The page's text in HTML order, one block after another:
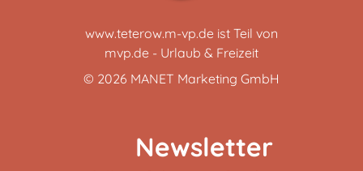
www.teterow.m-vp.de ist Teil von
mvp.de - Urlaub & Freizeit
© 2026 MANET Marketing GmbH
Newsletter